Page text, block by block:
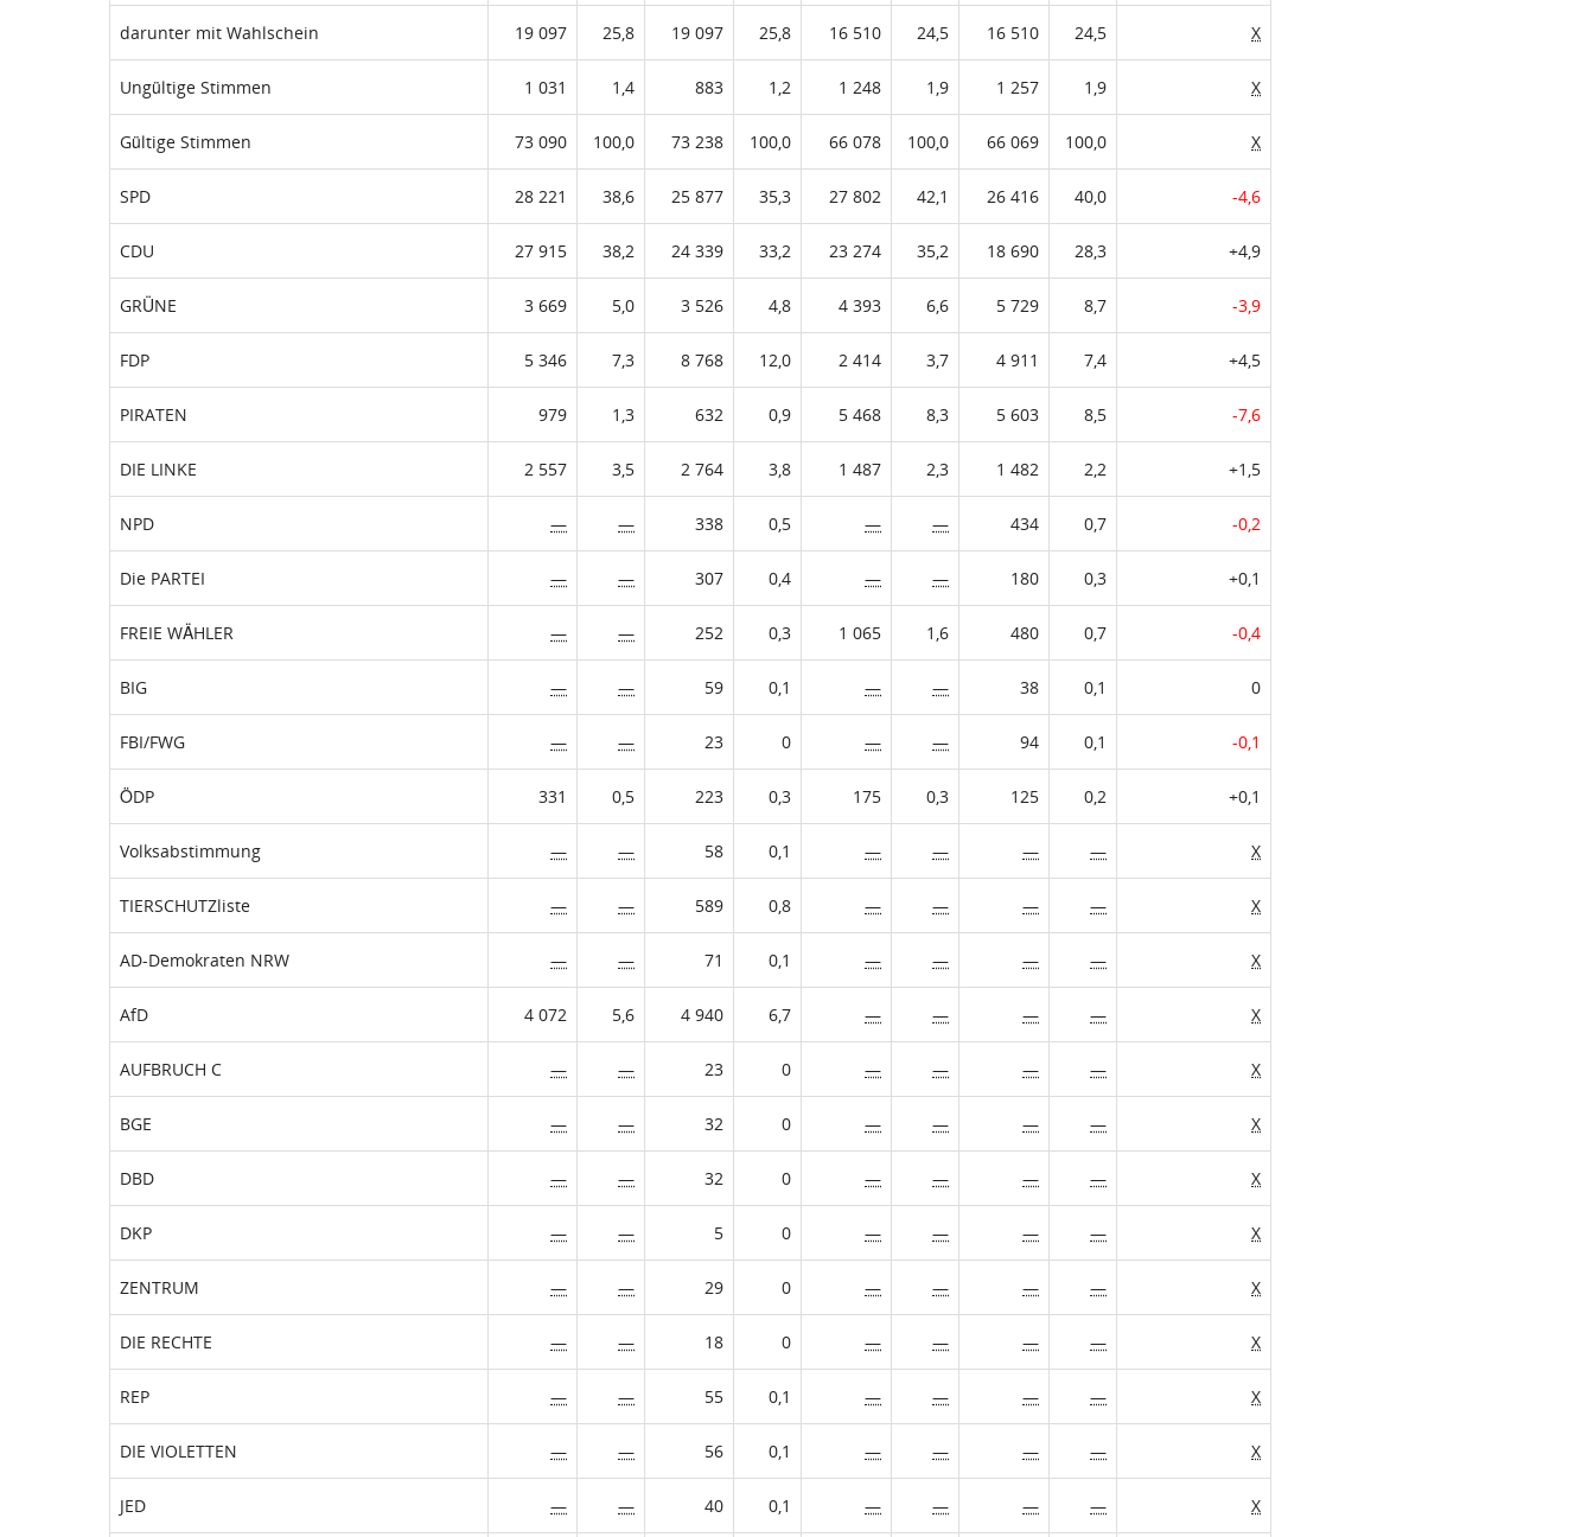
darunter mit Wahlschein 19 097 25,8 19 097 25,8 16 510 24,5 16 510 24,5 X
Ungültige Stimmen 1 031 1,4 883 1,2 1 248 1,9 1 257 1,9 X
Gültige Stimmen 73 090 100,0 73 238 100,0 66 078 100,0 66 069 100,0 X
SPD 28 221 38,6 25 877 35,3 27 802 42,1 26 416 40,0 -4,6
CDU 27 915 38,2 24 339 33,2 23 274 35,2 18 690 28,3 +4,9
GRÜNE 3 669 5,0 3 526 4,8 4 393 6,6 5 729 8,7 -3,9
FDP 5 346 7,3 8 768 12,0 2 414 3,7 4 911 7,4 +4,5
PIRATEN 979 1,3 632 0,9 5 468 8,3 5 603 8,5 -7,6
DIE LINKE 2 557 3,5 2 764 3,8 1 487 2,3 1 482 2,2 +1,5
NPD — — 338 0,5 — — 434 0,7 -0,2
Die PARTEI — — 307 0,4 — — 180 0,3 +0,1
FREIE WÄHLER — — 252 0,3 1 065 1,6 480 0,7 -0,4
BIG — — 59 0,1 — — 38 0,1 0
FBI/FWG — — 23 0 — — 94 0,1 -0,1
ÖDP 331 0,5 223 0,3 175 0,3 125 0,2 +0,1
Volksabstimmung — — 58 0,1 — — — — X
TIERSCHUTZliste — — 589 0,8 — — — — X
AD-Demokraten NRW — — 71 0,1 — — — — X
AfD 4 072 5,6 4 940 6,7 — — — — X
AUFBRUCH C — — 23 0 — — — — X
BGE — — 32 0 — — — — X
DBD — — 32 0 — — — — X
DKP — — 5 0 — — — — X
ZENTRUM — — 29 0 — — — — X
DIE RECHTE — — 18 0 — — — — X
REP — — 55 0,1 — — — — X
DIE VIOLETTEN — — 56 0,1 — — — — X
JED — — 40 0,1 — — — — X